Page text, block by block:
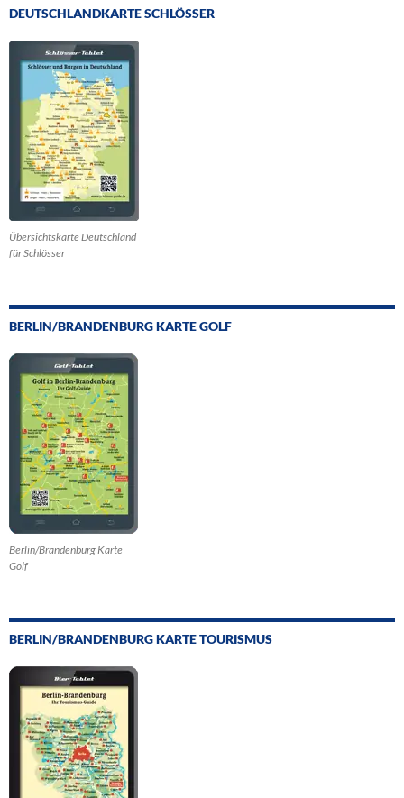
DEUTSCHLANDKARTE SCHLÖSSER
Übersichtskarte Deutschland
für Schlösser
BERLIN/BRANDENBURG KARTE GOLF
Berlin/Brandenburg Karte
Golf
BERLIN/BRANDENBURG KARTE TOURISMUS